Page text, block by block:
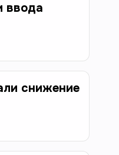
ввода
снижение